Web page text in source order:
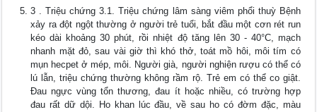
3 . Triệu chứng 3.1. Triệu chứng lâm sàng viêm phổi thuỳ Bệnh
xảy ra đột ngột thường ở người trẻ tuổi, bắt đầu một cơn rét run
kéo dài khoảng 30 phút, rồi nhiệt độ tăng lên 30 - 40°C, mạch
nhanh mặt đỏ, sau vài giờ thì khó thở, toát mồ hôi, môi tím có
mụn hecpet ở mép, môi. Người già, người nghiện rượu có thể có
lú lẫn, triệu chứng thường không rầm rộ. Trẻ em có thể co giật.
Đau ngực vùng tổn thương, đau ít hoặc nhiều, có trường hợp
đau rất dữ dội. Ho khan lúc đầu, về sau ho có đờm đặc, màu